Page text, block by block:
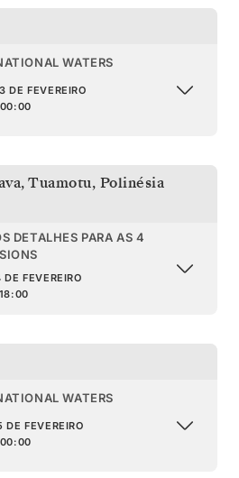
WATERS
DE FEVEREIRO
Tuamotu, Polinésia
DETALHES PARA AS 4
FEVEREIRO
WATERS
FEVEREIRO